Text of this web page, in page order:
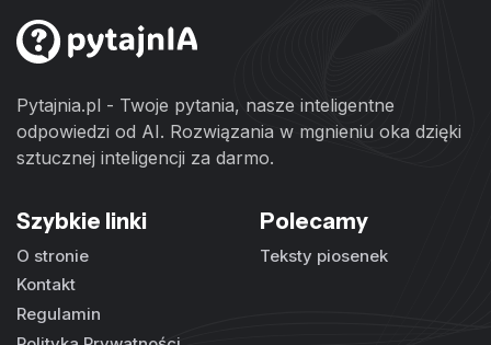
Pytajnia.pl - Twoje pytania, nasze inteligentne
odpowiedzi od AI. Rozwiązania w mgnieniu oka dzięki
sztucznej inteligencji za darmo.
Szybkie linki
O stronie
Kontakt
Regulamin
Polecamy
Teksty piosenek